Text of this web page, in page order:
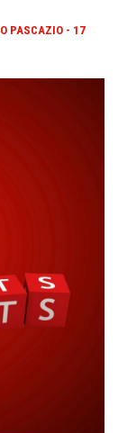
PASCAZIO - 17